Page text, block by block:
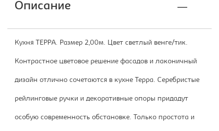
Описание
Кухня ТЕРРА. Размер 2,00м. Цвет светлый венге/тик.
Контрастное цветовое решение фасадов и лаконичный
дизайн отлично сочетаются в кухне Терра. Серебристые
рейлинговые ручки и декоративные опоры придадут
особую современность обстановке. Только простота и